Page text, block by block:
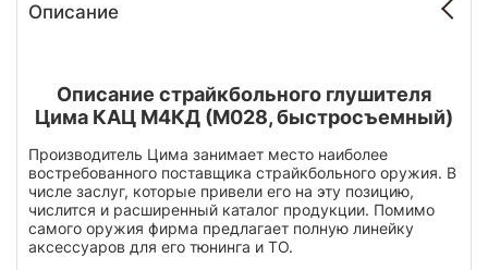
Описание
Описание страйкбольного глушителя
Цима КАЦ М4КД (М028, быстросъемный)
Производитель Цима занимает место наиболее
востребованного поставщика страйкбольного оружия. В
числе заслуг, которые привели его на эту позицию,
числится и расширенный каталог продукции. Помимо
самого оружия фирма предлагает полную линейку
аксессуаров для его тюнинга и ТО.